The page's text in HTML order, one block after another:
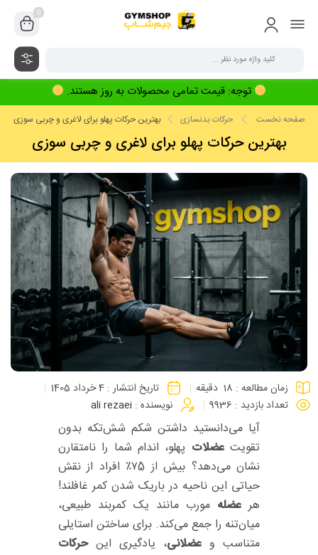
0
توجه: قیمت تمامی محصولات به روز هستند.
صفحه نخست حرکات بدنسازی بهترین حرکات پهلو برای لاغری و چربی سوزی
بهترین حرکات پهلو برای لاغری و چربی سوزی
زمان مطالعه : 18 دقیقه تاریخ انتشار : 4 خرداد 1405
تعداد بازدید : 9936 نویسنده : ali rezaei
آیا می‌دانستید داشتن شکم شش‌تکه بدون
تقویتعضلات پهلو، اندام شما را نامتقارن
نشان می‌دهد؟ بیش از ۷5٪ افراد از نقش
حیاتی این ناحیه در باریک شدن کمر غافلند!
هر عضله مورب مانند یک کمربند طبیعی،
میان‌تنه را جمع می‌کند. برای ساختن استایلی
متناسب و عضلانی، یادگیری اینحرکات